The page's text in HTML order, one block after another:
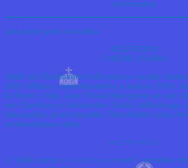
samosudca
odvolanie proti rozsudku:
ROZSUDOK
V MENE CISÁRA
Vyšší súd Šarišského kráľovstva v senáte
JUDr. Milana Luxemburského a sudcov JUDr.
la Minor a Mgr. Jany Tokarčíkburgovej vo veci
von Zamburg a žalovaného Sväťa Vaškoburga,
žalovaného proti rozsudku Obvodného súdu
arcikniežatsva takto
r o z h o d o l:
1. Vyšší súd p o t v r d z u j e bod 1 rozsudku